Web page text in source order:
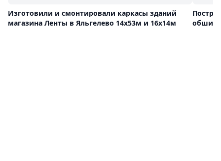
Изготовили и смонтировали каркасы зданий
магазина Ленты в Яльгелево 14х53м и 16х14м